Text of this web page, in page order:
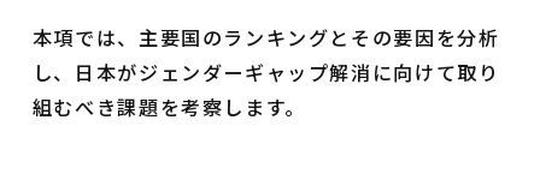
本項では、主要国のランキングとその要因を分析
し、日本がジェンダーギャップ解消に向けて取り
組むべき課題を考察します。